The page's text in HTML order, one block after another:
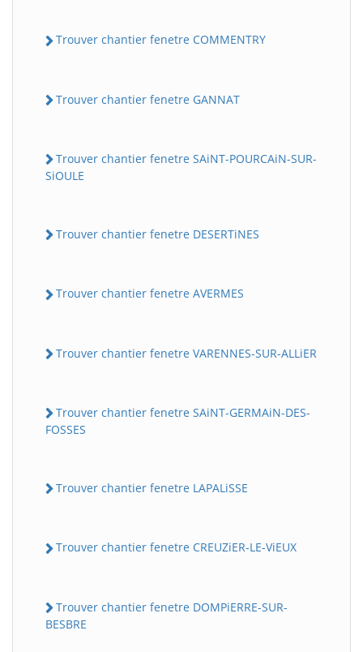
Trouver chantier fenetre COMMENTRY
Trouver chantier fenetre GANNAT
Trouver chantier fenetre SAiNT-POURCAiN-SUR-
SiOULE
Trouver chantier fenetre DESERTiNES
Trouver chantier fenetre AVERMES
Trouver chantier fenetre VARENNES-SUR-ALLiER
Trouver chantier fenetre SAiNT-GERMAiN-DES-
FOSSES
Trouver chantier fenetre LAPALiSSE
Trouver chantier fenetre CREUZiER-LE-ViEUX
Trouver chantier fenetre DOMPiERRE-SUR-
BESBRE